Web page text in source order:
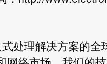
处理解决方案的